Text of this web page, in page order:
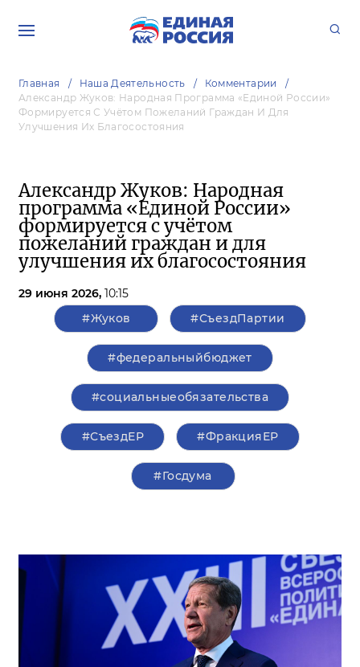
Главная Наша Деятельность
Комментарии
Александр Жуков: Народная Программа «Единой России»
Формируется С Учётом Пожеланий Граждан И Для
Улучшения Их Благосостояния
Александр Жуков: Народная
программа «Единой России»
формируется с учётом
пожеланий граждан и для
улучшения их благосостояния
29 июня 2026, 10:15
#Жуков
#СъездПартии
#федеральныйбюджет
#социальныеобязательства
#СъездЕР #ФракцияЕР
#Госдума